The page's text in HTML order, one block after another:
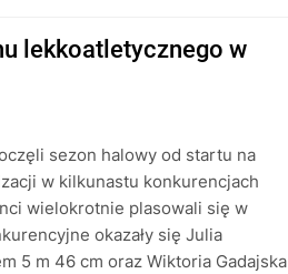
lekkoatletycznego w
sezon halowy od startu na
w kilkunastu konkurencjach
wielokrotnie plasowali się w
okazały się Julia
5 m 46 cm oraz Wiktoria Gadajska